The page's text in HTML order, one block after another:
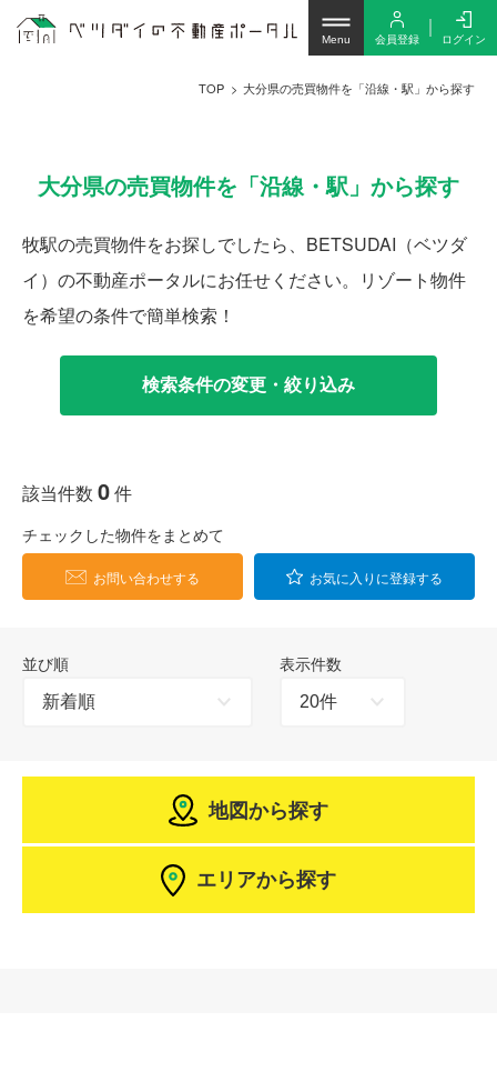
Menu 会員登録 ログイン
TOP 大分県の売買物件を「沿線・駅」から探す
大分県の売買物件を「沿線・駅」から探す
牧駅の売買物件をお探しでしたら、BETSUDAI（ベツダ
イ）の不動産ポータルにお任せください。リゾート物件
を希望の条件で簡単検索！
検索条件の変更・絞り込み
該当件数 0件
チェックした物件をまとめて
お問い合わせする お気に入りに登録する
並び順 表示件数
地図から探す
エリアから探す